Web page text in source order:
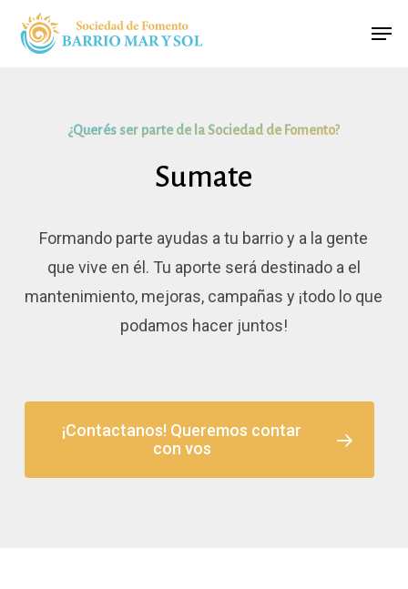
Skip
¿Querés ser parte de la Sociedad de Fomento?
Sumate
Formando parte ayudas a tu barrio y a la gente
que vive en él. Tu aporte será destinado a el
mantenimiento, mejoras, campañas y ¡todo lo que
podamos hacer juntos!
¡Contactanos! Queremos contar
con vos